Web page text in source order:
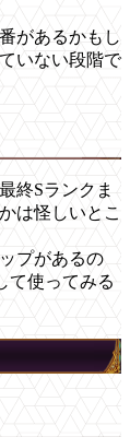
があるかもし
いない段階で
終Sランクま
は怪しいとこ
プがあるの
て使ってみる